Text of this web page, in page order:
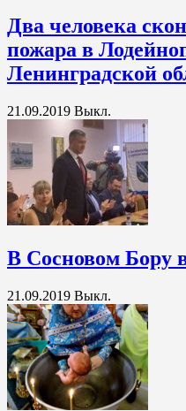
Два человека
пожара в
Ленинградской
21.09.2019 Выкл.
В Сосновом Бору
21.09.2019 Выкл.